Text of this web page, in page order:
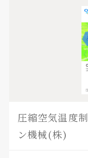
圧縮空気温度
ン機械(株)